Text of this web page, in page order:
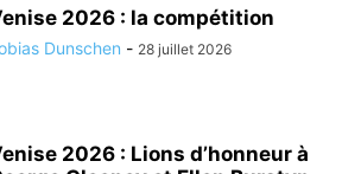
2026 : la compétition
Dunschen - 28 juillet 2026
2026 : Lions d’honneur à